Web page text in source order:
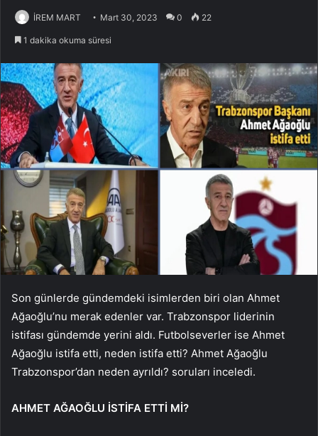
İREM MART Mart 30, 2023 0 22
1 dakika okuma süresi
Son günlerde gündemdeki isimlerden biri olan Ahmet
Ağaoğlu’nu merak edenler var. Trabzonspor liderinin
istifası gündemde yerini aldı. Futbolseverler ise Ahmet
Ağaoğlu istifa etti, neden istifa etti? Ahmet Ağaoğlu
Trabzonspor’dan neden ayrıldı? soruları inceledi.
AHMET AĞAOĞLU İSTİFA ETTİ Mİ?